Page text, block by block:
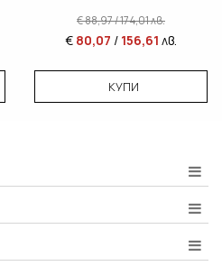
€88,97/174,01лв.
€ 80,07 / 156,61 лв.
КУПИ